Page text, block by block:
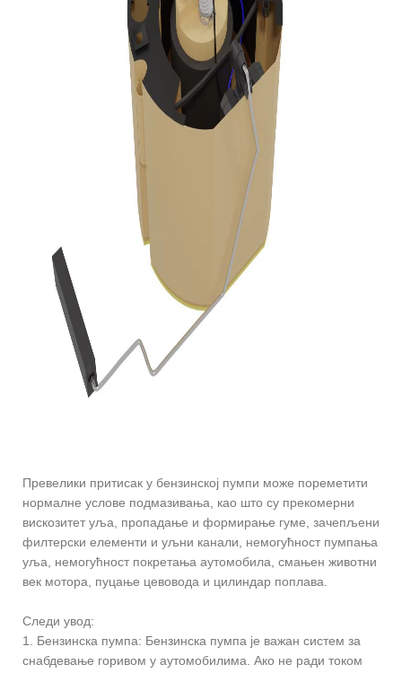
Превелики притисак у бензинској пумпи може пореметити
нормалне услове подмазивања, као што су прекомерни
вискозитет уља, пропадање и формирање гуме, зачепљени
филтерски елементи и уљни канали, немогућност пумпања
уља, немогућност покретања аутомобила, смањен животни
век мотора, пуцање цевовода и цилиндар поплава.
Следи увод:
1. Бензинска пумпа: Бензинска пумпа је важан систем за
снабдевање горивом у аутомобилима. Ако не ради током